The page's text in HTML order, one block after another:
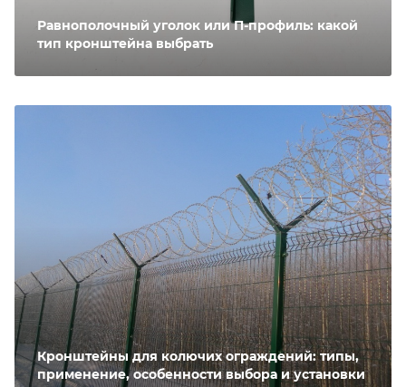
Равнополочный уголок или П-профиль: какой
тип кронштейна выбрать
Кронштейны для колючих ограждений: типы,
применение, особенности выбора и установки